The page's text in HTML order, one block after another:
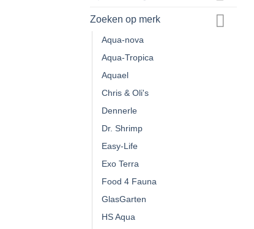
Zoeken op merk
Aqua-nova
Aqua-Tropica
Aquael
Chris & Oli's
Dennerle
Dr. Shrimp
Easy-Life
Exo Terra
Food 4 Fauna
GlasGarten
HS Aqua